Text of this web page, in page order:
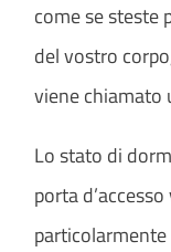
come se steste
del vostro
viene chiamato
Lo stato di
porta
particolarmente